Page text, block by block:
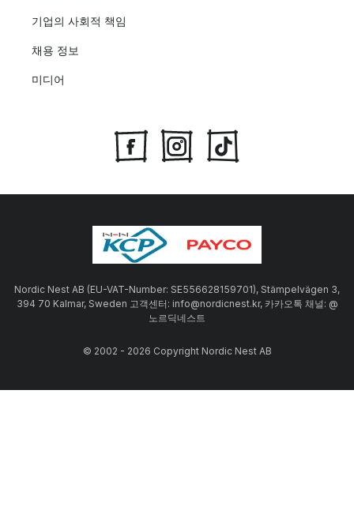
기업의 사회적 책임
채용 정보
미디어
Nordic Nest AB (EU-VAT-Number: SE556628159701), Stämpelvägen 3,
394 70 Kalmar, Sweden 고객센터: info@nordicnest.kr, 카카오톡 채널: @
노르딕네스트
© 2002 - 2026 Copyright Nordic Nest AB